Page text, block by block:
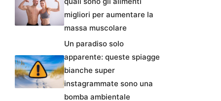
migliori per aumentare la
massa muscolare
Un paradiso solo
apparente: queste spiagge
bianche super
instagrammate sono una
bomba ambientale